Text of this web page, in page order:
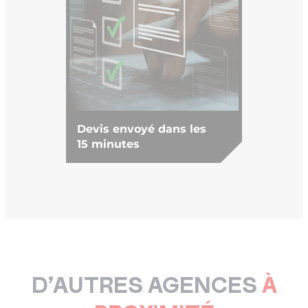
Devis envoyé dans les
15 minutes
D’AUTRES AGENCESÀ